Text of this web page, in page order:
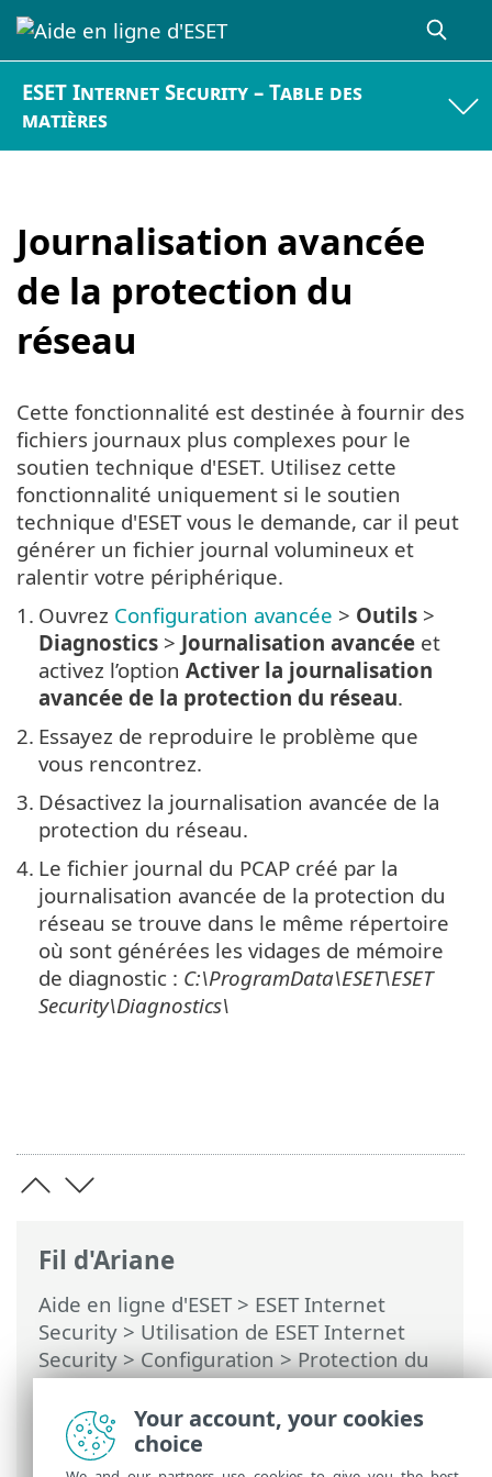
ESET Internet Security – Table des
matières
Journalisation avancée
de la protection du
réseau
Fil d'Ariane
Aide en ligne d'ESET> ESET Internet
Security > Utilisation de ESET Internet
Security>Configuration>Protection du
réseau>Résolution de problèmes de
pare-feu
> Journalisation avancée de la
protection du réseau
Cette fonctionnalité est destinée à fournir des
fichiers journaux plus complexes pour le
soutien technique d'ESET. Utilisez cette
fonctionnalité uniquement si le soutien
technique d'ESET vous le demande, car il peut
générer un fichier journal volumineux et
ralentir votre périphérique.
1. Ouvrez Configuration avancée > Outils >
Diagnostics > Journalisation avancée et
activez l’option Activer la journalisation
avancée de la protection du réseau.
2. Essayez de reproduire le problème que
vous rencontrez.
3. Désactivez la journalisation avancée de la
protection du réseau.
4. Le fichier journal du PCAP créé par la
journalisation avancée de la protection du
réseau se trouve dans le même répertoire
où sont générées les vidages de mémoire
de diagnostic : C:\ProgramData\ESET\ESET
Security\Diagnostics\
Your account, your cookies
choice